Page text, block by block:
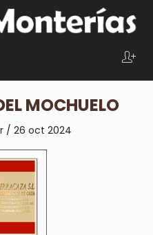
MOCHUELO
/ 26 oct 2024